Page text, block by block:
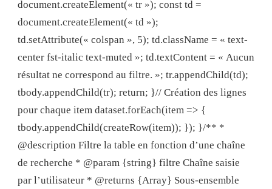
document.createElement(« tr »); const td =
document.createElement(« td »);
td.setAttribute(« colspan », 5); td.className = « text-
center fst-italic text-muted »; td.textContent = « Aucun
résultat ne correspond au filtre. »; tr.appendChild(td);
tbody.appendChild(tr); return; }// Création des lignes
pour chaque item dataset.forEach(item => {
tbody.appendChild(createRow(item)); }); }/** *
@description Filtre la table en fonction d’une chaîne
de recherche * @param {string} filtre Chaîne saisie
par l’utilisateur * @returns {Array} Sous-ensemble